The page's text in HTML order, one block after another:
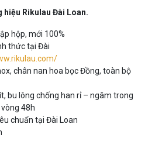
hiệu Rikulau Đài Loan.
hộp, mới 100%
thức tại Đài
chân nan hoa bọc Đồng, toàn bộ
bu lông chống han rỉ – ngâm trong
48h
chuẩn tại Đài Loan